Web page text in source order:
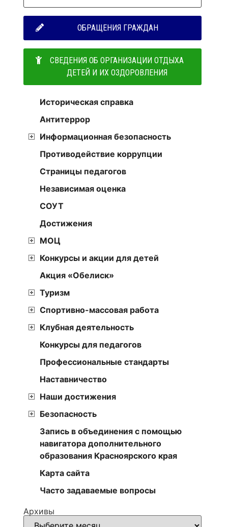
ОБРАЩЕНИЯ ГРАЖДАН
СВЕДЕНИЯ ОБ ОРГАНИЗАЦИИ ОТДЫХА
ДЕТЕЙ И ИХ ОЗДОРОВЛЕНИЯ
Историческая справка
Антитеррор
Информационная безопасность
Противодействие коррупции
Страницы педагогов
Независимая оценка
СОУТ
Достижения
МОЦ
Конкурсы и акции для детей
Акция «Обелиск»
Туризм
Спортивно-массовая работа
Клубная деятельность
Конкурсы для педагогов
Профессиональные стандарты
Наставничество
Наши достижения
Безопасность
Запись в объединения с помощью
навигатора дополнительного
образования Красноярского края
Карта сайта
Часто задаваемые вопросы
Архивы